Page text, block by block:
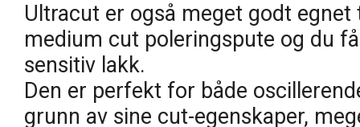
Ultracut er også meget godt egnet
medium cut poleringspute og du
sensitiv lakk.
Den er perfekt for både
grunn av sine cut-egenskaper,